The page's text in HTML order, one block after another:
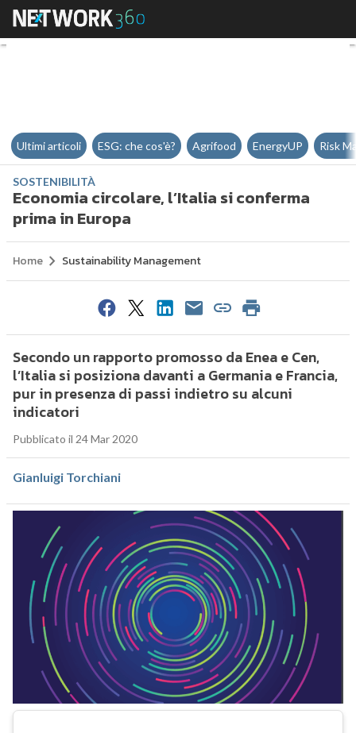
Economia circolare, l’Italia si
Ultimi articoli ESG: che cos'è? Agrifood EnergyUP Risk
SOSTENIBILITÀ
Economia circolare, l’Italia si conferma
prima in Europa
Home Sustainability Management
Secondo un rapporto promosso da Enea e Cen,
l’Italia si posiziona davanti a Germania e Francia,
pur in presenza di passi indietro su alcuni
indicatori
Pubblicato il 24 Mar 2020
Gianluigi Torchiani